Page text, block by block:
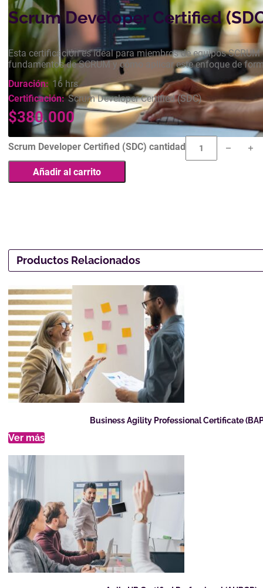
Scrum Developer Certified
Esta certificación es ideal para miembros de equipos
fundamentos de SCRUM y cómo aplicar este enfoque de
Duración: 16 hrs
Certificación: Scrum Developer Certified (SDC)
$380.000
Scrum Developer Certified (SDC) cantidad
Añadir al carrito
Productos Relacionados
Business Agility Professional Certificate
Ver más